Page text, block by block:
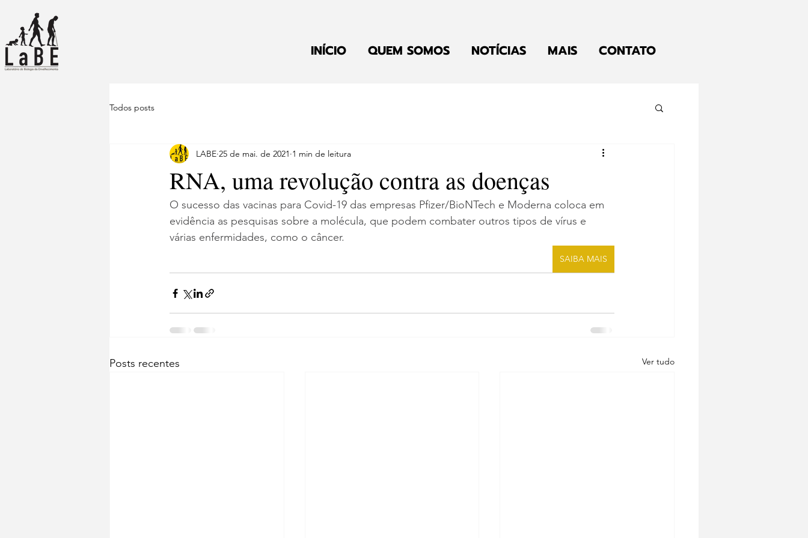
INÍCIO QUEM SOMOS NOTÍCIAS MAIS CONTATO
Todos posts
RNA, uma revolução contra as doenças
LABE 25 de mai. de 2021 1 min de leitura
O sucesso das vacinas para Covid-19 das empresas Pfizer/BioNTech e Moderna coloca em
evidência as pesquisas sobre a molécula, que podem combater outros tipos de vírus e
várias enfermidades, como o câncer.
SAIBA MAIS
Posts recentes Ver tudo